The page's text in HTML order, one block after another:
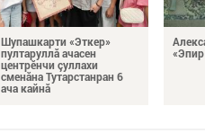
Шупашкарти «Эткер»
пултаруллă ачасен
центрӗнчи çуллахи
сменăна Тутарстанран 6
ача кайнă
«Эпир